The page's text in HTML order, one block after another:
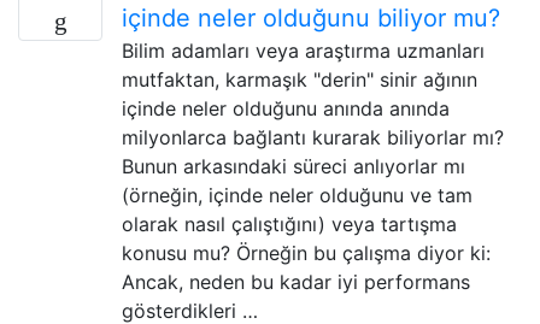
içinde neler olduğunu biliyor mu?
Bilim adamları veya araştırma uzmanları
mutfaktan, karmaşık "derin" sinir ağının
içinde neler olduğunu anında anında
milyonlarca bağlantı kurarak biliyorlar mı?
Bunun arkasındaki süreci anlıyorlar mı
(örneğin, içinde neler olduğunu ve tam
olarak nasıl çalıştığını) veya tartışma
konusu mu? Örneğin bu çalışma diyor ki:
Ancak, neden bu kadar iyi performans
gösterdikleri …